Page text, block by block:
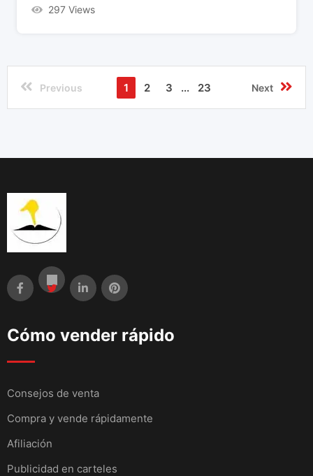
297 Views
Previous 1 2 3 ... 23 Next
Cómo vender rápido
Consejos de venta
Compra y vende rápidamente
Afiliación
Publicidad en carteles